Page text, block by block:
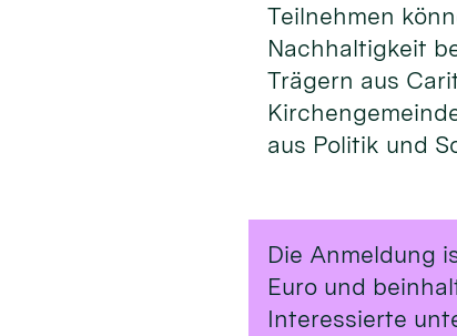
Teilnehmen
Nachhaltigkeit
Trägern aus
aus Politik und
Die Anmeldung
Euro und
Interessierte